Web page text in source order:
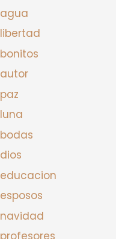
agua
libertad
bonitos
autor
paz
luna
bodas
dios
educacion
esposos
navidad
profesores